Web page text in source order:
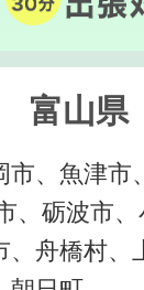
富山県
市、魚津市
、砺波市
、舟橋村、